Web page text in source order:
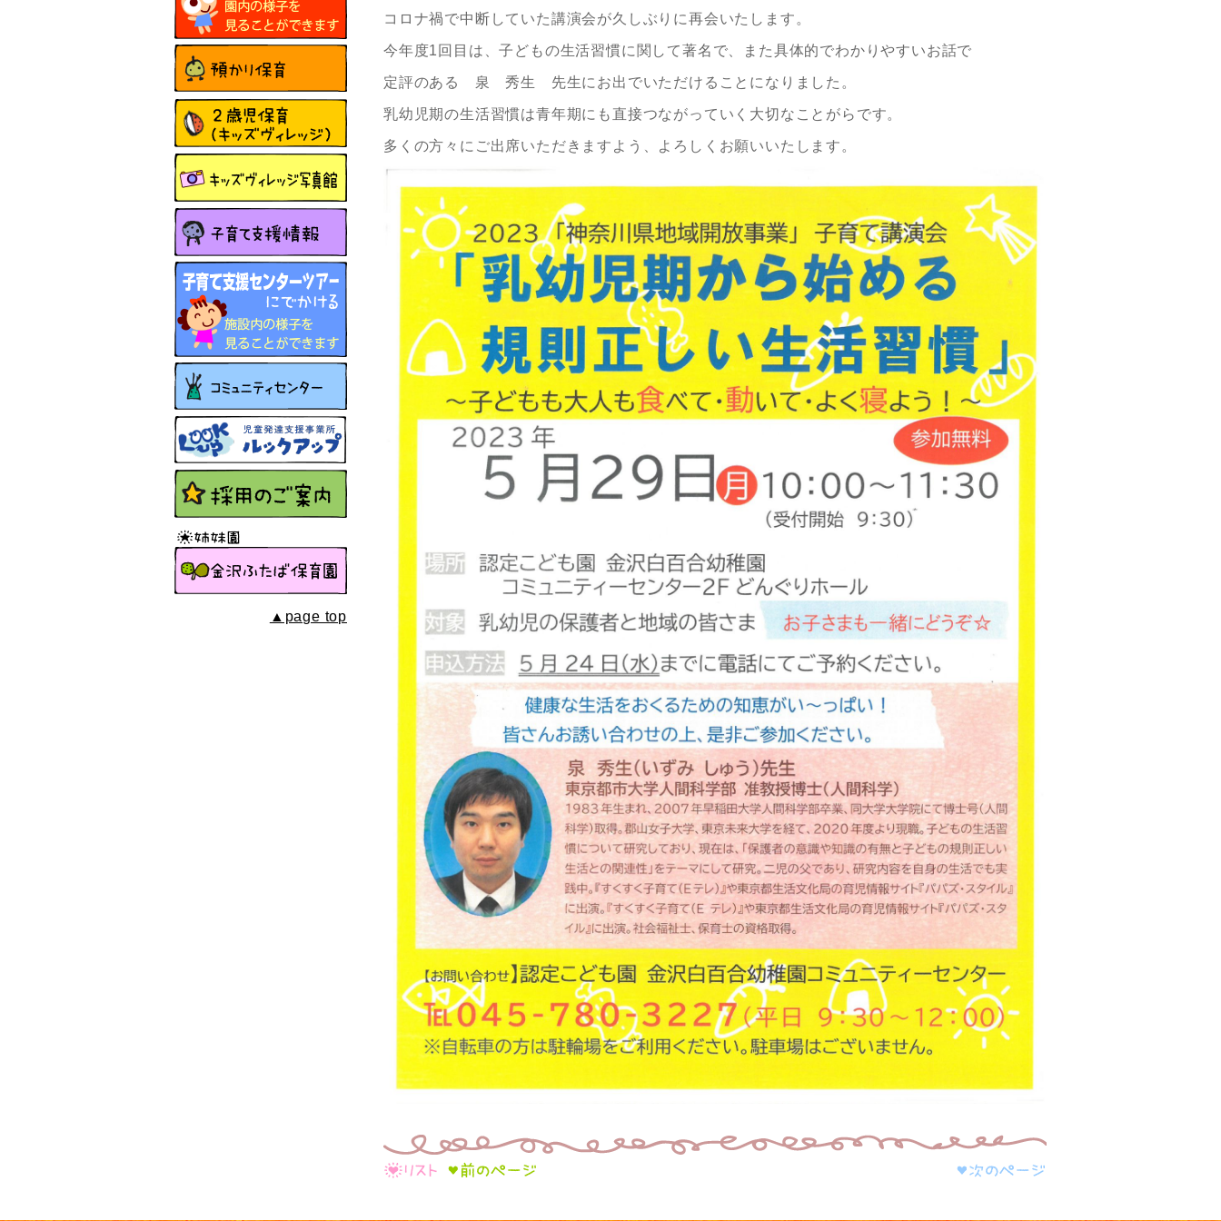
コロナ禍で中断していた講演会が久しぶりに再会いたします。
今年度1回目は、子どもの生活習慣に関して著名で、また具体的でわかりやすいお話で
定評のある 泉 秀生 先生にお出でいただけることになりました。
乳幼児期の生活習慣は青年期にも直接つながっていく大切なことがらです。
多くの方々にご出席いただきますよう、よろしくお願いいたします。
▲page top